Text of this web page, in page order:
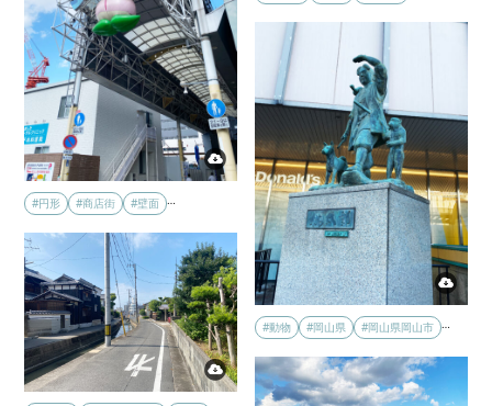
#円形 #商店街 #壁面 …
#動物 #岡山県 #岡山県岡山市 …